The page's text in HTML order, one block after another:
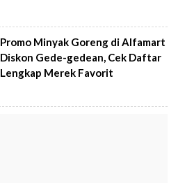
Promo Minyak Goreng di Alfamart
Diskon Gede-gedean, Cek Daftar
Lengkap Merek Favorit